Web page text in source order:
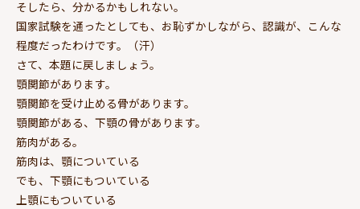
そしたら、分かるかもしれない。
国家試験を通ったとしても、お恥ずかしながら、認識が、こんな
程度だったわけです。（汗）
さて、本題に戻しましょう。
顎関節があります。
顎関節を受け止める骨があります。
顎関節がある、下顎の骨があります。
筋肉がある。
筋肉は、顎についている
でも、下顎にもついている
上顎にもついている